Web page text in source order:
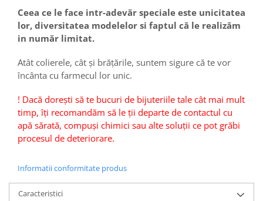
Ceea ce le face intr-adevăr speciale este unicitatea
lor, diversitatea modelelor si faptul că le realizăm
in număr limitat.
Atât colierele, cât și brățările, suntem sigure că te vor
încânta cu farmecul lor unic.
! Dacă dorești să te bucuri de bijuteriile tale cât mai mult
timp, îți recomandăm să le ții departe de contactul cu
apă sărată, compuși chimici sau alte soluții ce pot grăbi
procesul de deteriorare.
Informatii conformitate produs
Caracteristici